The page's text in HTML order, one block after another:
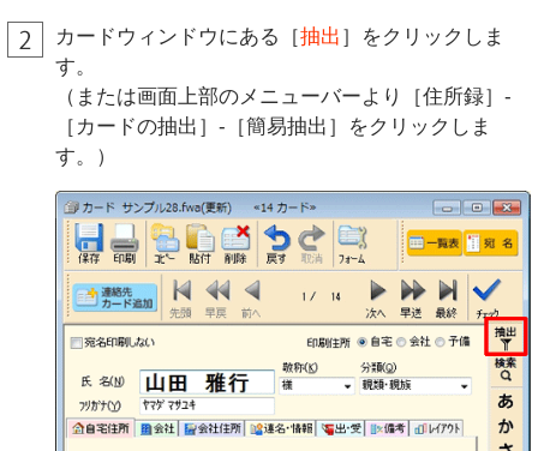
カードウィンドウにある［抽出 ］をクリックしま
す。
（または画面上部のメニューバーより［住所録］-
［カードの抽出］-［簡易抽出］をクリックしま
す。）